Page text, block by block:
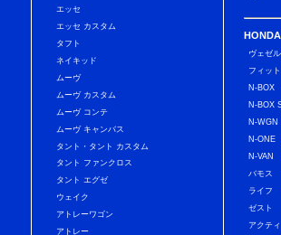
エッセ
エッセ カスタム
タフト
ネイキッド
ムーヴ
ムーヴ カスタム
ムーヴ コンテ
ムーヴ キャンバス
タント・タント カスタム
タント ファンクロス
タント エグゼ
ウェイク
アトレーワゴン
アトレー
HONDA
ヴェゼル
フィット
N-BOX
N-BOX
N-WGN
N-ONE
N-VAN
バモス
ライフ
ゼスト
アクテ